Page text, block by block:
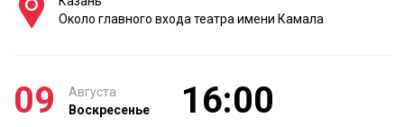
Около главного входа театра имени Камала
09
Августа
Воскресенье
16:00